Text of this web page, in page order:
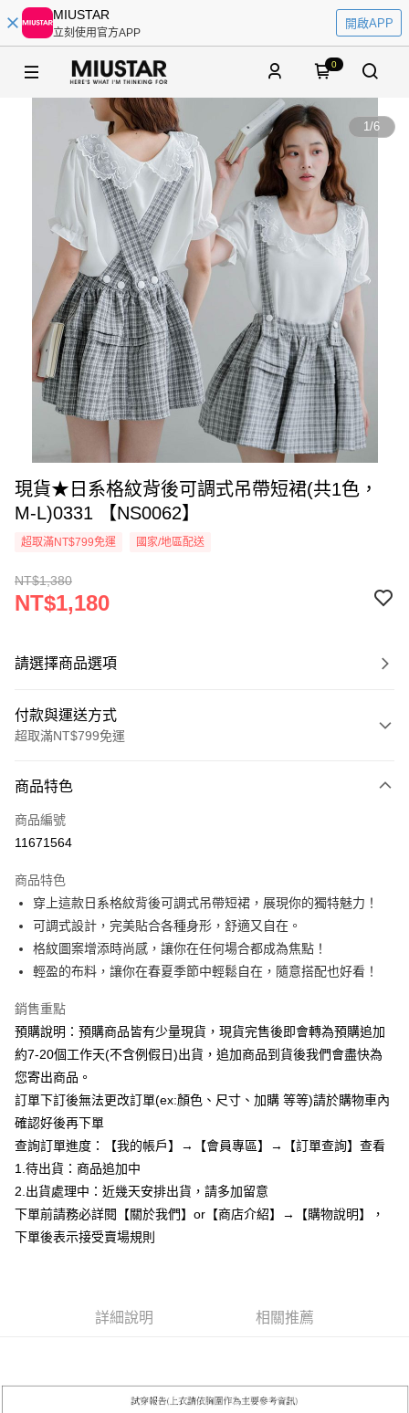
MIUSTAR
立刻使用官方APP
開啟APP
0
1/6
現貨★日系格紋背後可調式吊帶短裙(共1色，
M-L)0331 【NS0062】
超取滿NT$799免運 國家/地區配送
NT$1,380
NT$1,180
請選擇商品選項
付款與運送方式
超取滿NT$799免運
信用卡一次付款
超商取貨付款
Apple Pay
街口支付
悠遊付
Google Pay
全支付
【關於「AFTEE先享後付」】
AFTEE先享後付是「在收到商品之後才付款」的支付方式。 讓您購物簡單
便利好安心！
１．簡單：不需註冊會員、不需綁卡、不需儲值。
２．便利：只要手機號碼，簡訊認證，即可結帳。
３．安心：先確認商品／服務後，再付款。
１．於結帳方式選擇「AFTEE先享後付」後，將跳轉至「AFTEE先享後付」
ATM／網路銀行／等多元方式進行付款，方視為交易完成。
※ 請注意：結帳手續完成當下不需立刻繳費，但若您需要取消訂單，請聯絡
是否繳費成功／繳費後需取消欲退款等相關疑問，請聯繫「AFTEE先享後付
https://netprotections.freshdesk.com/support/home
ATM付款
運送方式
全家付款取貨
每筆NT$85，滿NT$799(含以上)免運費
每筆NT$85，滿NT$799(含以上)免運費
商品特色
商品編號
11671564
商品特色
穿上這款日系格紋背後可調式吊帶短裙，展現你的獨特魅力！
可調式設計，完美貼合各種身形，舒適又自在。
格紋圖案增添時尚感，讓你在任何場合都成為焦點！
輕盈的布料，讓你在春夏季節中輕鬆自在，隨意搭配也好看！
銷售重點
預購說明：預購商品皆有少量現貨，現貨完售後即會轉為預購追加
約7-20個工作天(不含例假日)出貨，追加商品到貨後我們會盡快為
您寄出商品。
訂單下訂後無法更改訂單(ex:顏色、尺寸、加購 等等)請於購物車內
確認好後再下單
查詢訂單進度：【我的帳戶】→【會員專區】→【訂單查詢】查看
1.待出貨：商品追加中
2.出貨處理中：近幾天安排出貨，請多加留意
下單前請務必詳閱【關於我們】or【商店介紹】→【購物說明】，
下單後表示接受賣場規則
詳細說明 相關推薦